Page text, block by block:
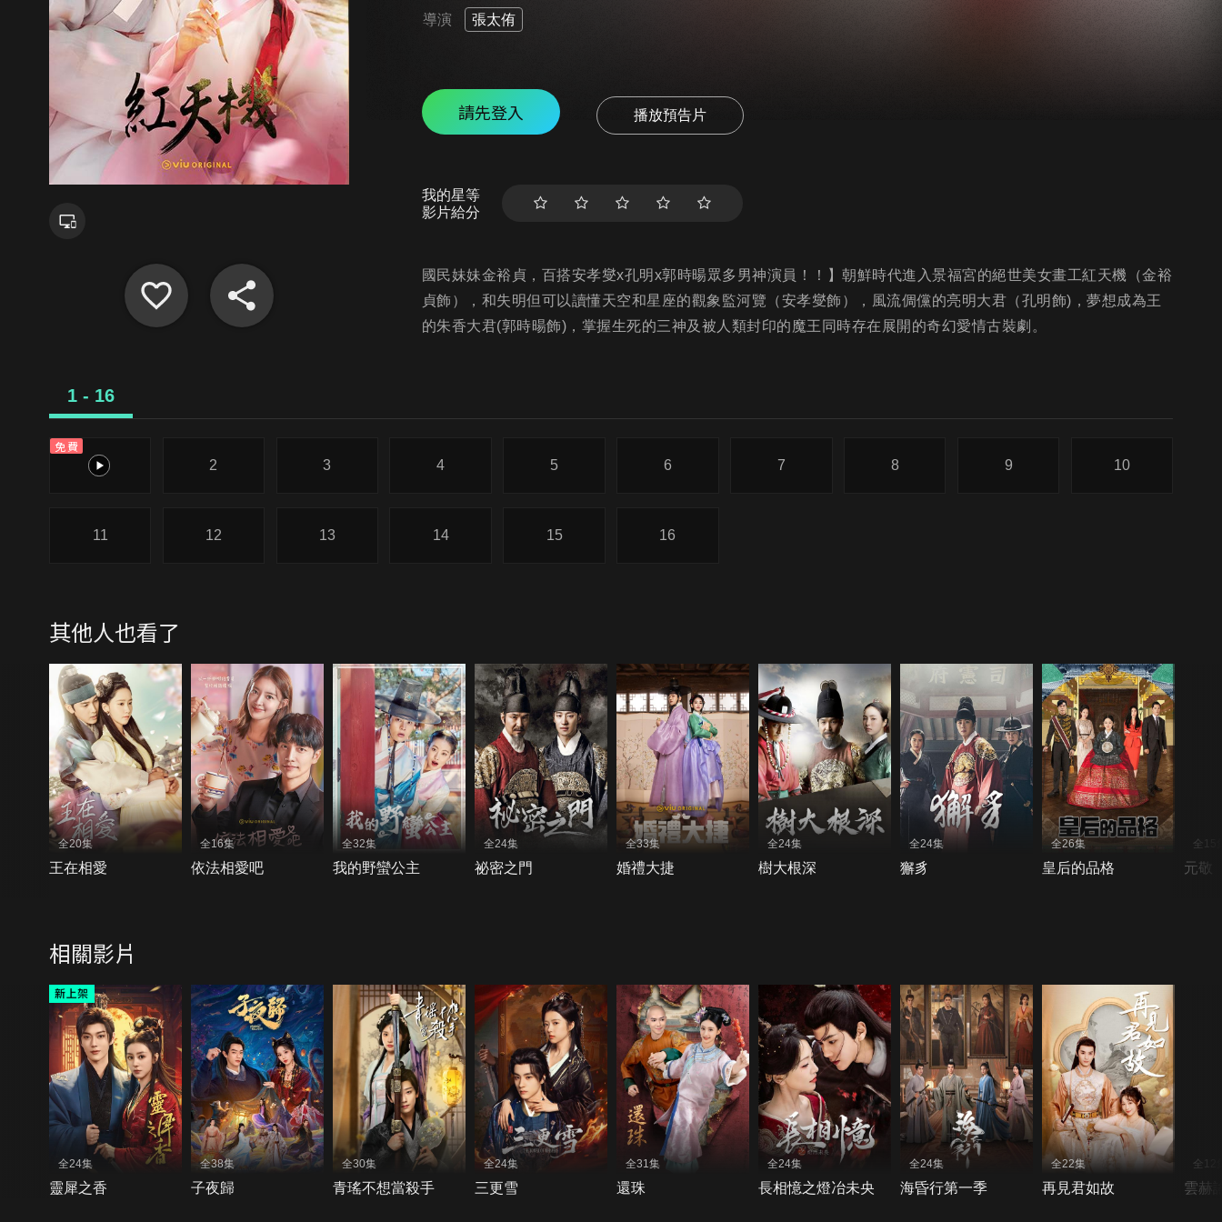
導演 張太侑
請先登入 播放預告片
我的星等
影片給分
國民妹妹金裕貞，百搭安孝燮x孔明x郭時暘眾多男神演員！！】朝鮮時代進入景福宮的絕世美女畫工紅天機（金裕
貞飾），和失明但可以讀懂天空和星座的觀象監河覽（安孝燮飾），風流倜儻的亮明大君（孔明飾)，夢想成為王
的朱香大君(郭時暘飾)，掌握生死的三神及被人類封印的魔王同時存在展開的奇幻愛情古裝劇。
1 - 16
免費
1
2 3 4 5 6 7 8 9 10
11 12 13 14 15 16
其他人也看了
全20集
王在相愛
全16集
依法相愛吧
全32集
我的野蠻公主
全24集
祕密之門
全33集
婚禮大捷
全24集
樹大根深
全24集
獬豸
全26集
皇后的品格
全15
元敬
相關影片
全24集
靈犀之香
全38集
子夜歸
全30集
青瑤不想當殺手
全24集
三更雪
全31集
還珠
全24集
長相憶之燈冶未央
全24集
海昏行第一季
全22集
再見君如故
全12
雲赫